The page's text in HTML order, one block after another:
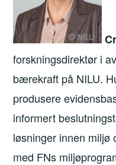
forskningsdirektør i
bærekraft på NILU.
produsere
informert
løsninger innen miljø
med FNs